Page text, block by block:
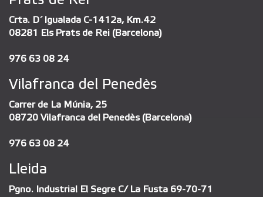
Crta. D´Igualada C-1412a, Km.42
08281 Els Prats de Rei (Barcelona)
976 63 08 24
Vilafranca del Penedès
Carrer de La Múnia, 25
08720 Vilafranca del Penedès (Barcelona)
976 63 08 24
Lleida
Pgno. Industrial El Segre C/ La Fusta 69-70-71